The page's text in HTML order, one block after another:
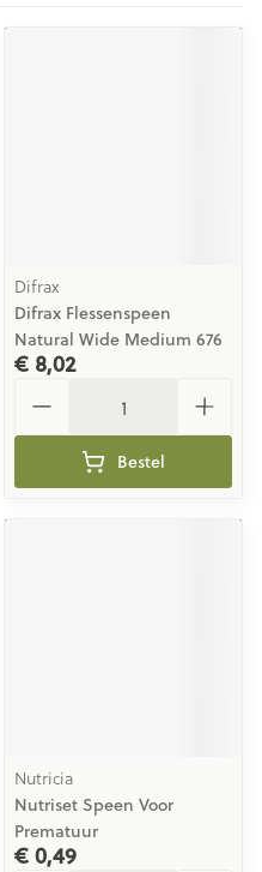
Difrax
Difrax Flessenspeen
Natural Wide Medium 676
€ 8,02
Bestel
Nutricia
Nutriset Speen Voor
Prematuur
€ 0,49